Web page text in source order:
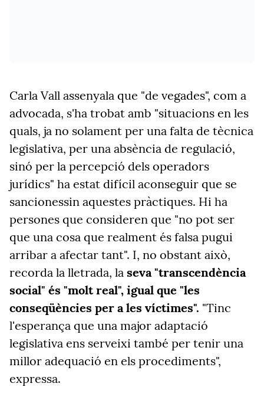
Carla Vall assenyala que "de vegades", com a
advocada, s'ha trobat amb "situacions en les
quals, ja no solament per una falta de tècnica
legislativa, per una absència de regulació,
sinó per la percepció dels operadors
jurídics" ha estat difícil aconseguir que se
sancionessin aquestes pràctiques. Hi ha
persones que consideren que "no pot ser
que una cosa que realment és falsa pugui
arribar a afectar tant". I, no obstant això,
recorda la lletrada, la seva "transcendència
social" és "molt real", igual que "les
conseqüències per a les víctimes". "Tinc
l'esperança que una major adaptació
legislativa ens serveixi també per tenir una
millor adequació en els procediments",
expressa.